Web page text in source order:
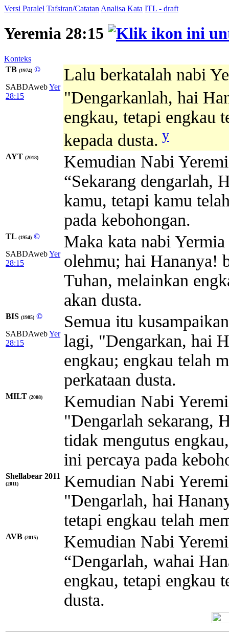
Versi Paralel Tafsiran/Catatan Analisa Kata ITL - draft
Yeremia 28:15
Konteks
TB (1974) ©
SABDAwebYer
28:15
Lalu berkatalah nabi
"Dengarkanlah, hai
engkau, tetapi engkau
kepada dusta. y
AYT (2018)
Kemudian Nabi
“Sekarang dengarlah,
kamu, tetapi kamu
pada kebohongan.
TL (1954) ©
SABDAwebYer
28:15
Maka kata nabi
olehmu; hai Hananya!
Tuhan, melainkan
akan dusta.
BIS (1985) ©
SABDAwebYer
28:15
Semua itu
lagi, "Dengarkan, hai
engkau; engkau telah
perkataan dusta.
MILT (2008)
Kemudian Nabi
"Dengarlah sekarang,
tidak mengutus
ini percaya pada
Shellabear 2011
(2011)
Kemudian Nabi
"Dengarlah, hai
tetapi engkau telah
AVB (2015)
Kemudian Nabi
“Dengarlah, wahai
engkau, tetapi engkau
dusta.